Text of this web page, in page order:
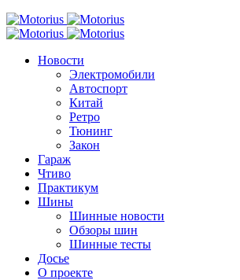
Новости
Электромобили
Автоспорт
Китай
Ретро
Тюнинг
Закон
Гараж
Чтиво
Практикум
Шины
Шинные новости
Обзоры шин
Шинные тесты
Досье
О проекте